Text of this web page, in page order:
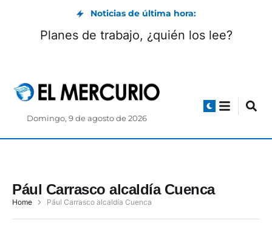
Noticias de última hora:
Planes de trabajo, ¿quién los lee?
Domingo, 9 de agosto de 2026
Pául Carrasco alcaldía Cuenca
Home Pául Carrasco alcaldía Cuenca